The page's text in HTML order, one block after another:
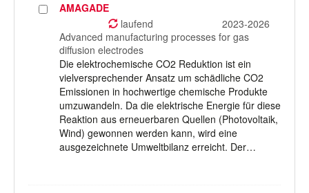
ProjektAMAGADE
laufend
2023-2026
Advanced manufacturing processes for gas
diffusion electrodes
Die elektrochemische CO2 Reduktion ist ein
vielversprechender Ansatz um schädliche CO2
Emissionen in hochwertige chemische Produkte
umzuwandeln. Da die elektrische Energie für diese
Reaktion aus erneuerbaren Quellen (Photovoltaik,
Wind) gewonnen werden kann, wird eine
ausgezeichnete Umweltbilanz erreicht. Der…